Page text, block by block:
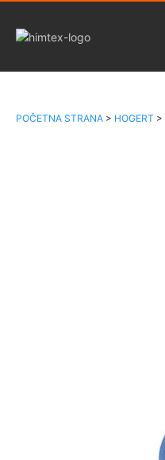
POČETNA STRANA > HOGERT >